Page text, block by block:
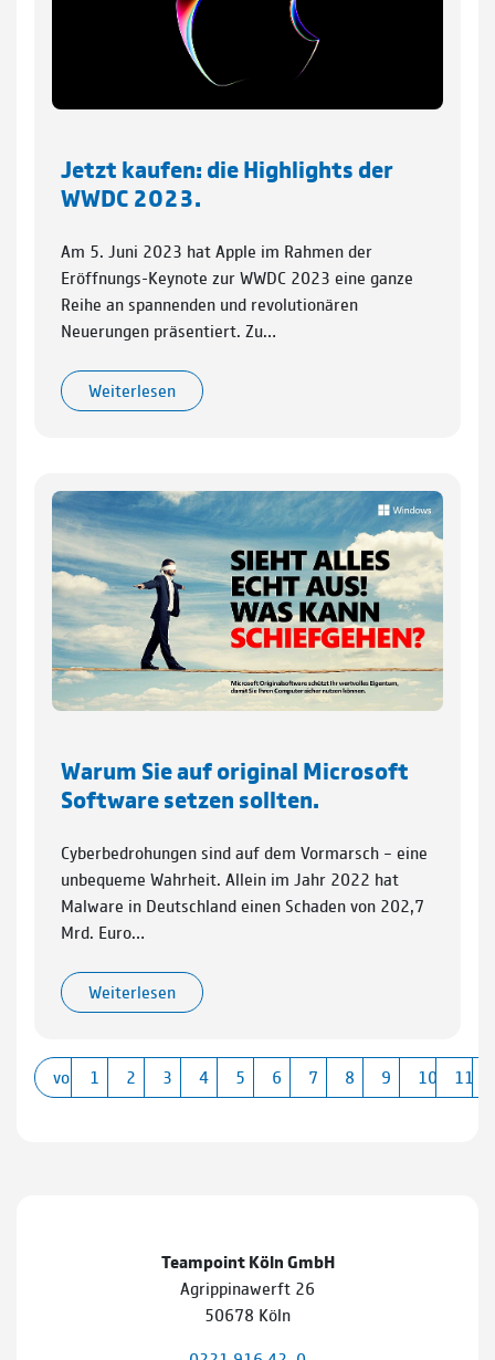
Jetzt kaufen: die Highlights der
WWDC 2023.
Am 5. Juni 2023 hat Apple im Rahmen der
Eröffnungs-Keynote zur WWDC 2023 eine ganze
Reihe an spannenden und revolutionären
Neuerungen präsentiert. Zu…
Weiterlesen
Warum Sie auf original Microsoft
Software setzen sollten.
Cyberbedrohungen sind auf dem Vormarsch – eine
unbequeme Wahrheit. Allein im Jahr 2022 hat
Malware in Deutschland einen Schaden von 202,7
Mrd. Euro…
Weiterlesen
vorherige
1 2 3 4 5 6 7 8 9 10 11
Teampoint Köln GmbH
Agrippinawerft 26
50678 Köln